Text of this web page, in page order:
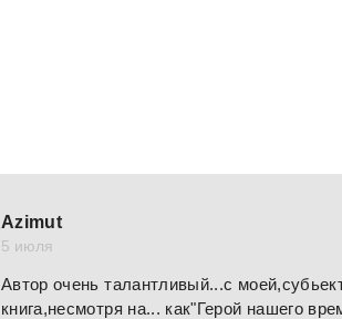
Azimut
5 июля
Автор очень талантливый...с
книга,несмотря на... как"Герой нашего